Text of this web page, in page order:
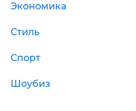
Экономика
Стиль
Спорт
Шоубиз